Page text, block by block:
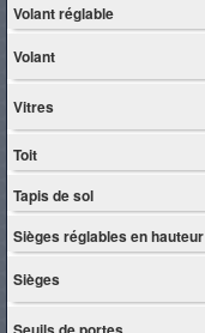
Volant réglable
Volant
Vitres
Toit
Tapis de sol
Sièges réglables en hauteur
Sièges